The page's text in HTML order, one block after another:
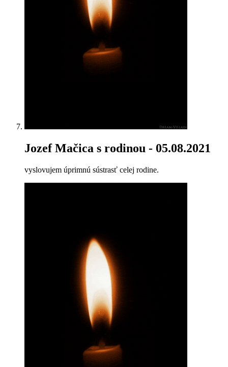
Jozef Mačica s rodinou - 05.08.2021
vyslovujem úprimnú sústrasť celej rodine.